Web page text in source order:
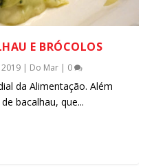
E BRÓCOLOS
| Do Mar | 0
da Alimentação. Além
bacalhau, que...